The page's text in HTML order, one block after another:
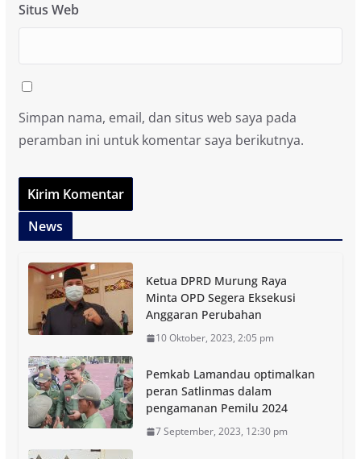
Situs Web
Simpan nama, email, dan situs web saya pada
peramban ini untuk komentar saya berikutnya.
News
Ketua DPRD Murung Raya
Minta OPD Segera Eksekusi
Anggaran Perubahan
10 Oktober, 2023, 2:05 pm
Pemkab Lamandau optimalkan
peran Satlinmas dalam
pengamanan Pemilu 2024
7 September, 2023, 12:30 pm